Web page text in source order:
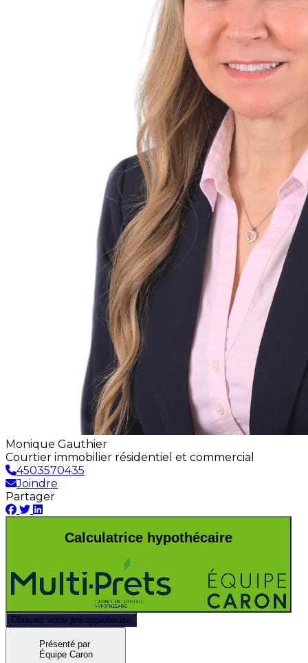
Monique Gauthier
Courtier immobilier résidentiel et commercial
4503570435
Joindre
Partager
Calculatrice hypothécaire
Obtenez votre pré-approbation
Présenté par
Équipe Caron